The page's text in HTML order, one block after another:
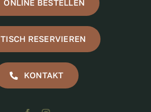
ONLINE BESTELLEN
TISCH RESERVIEREN
KONTAKT